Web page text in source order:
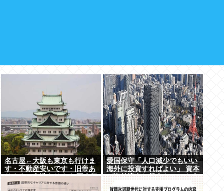
名古屋←大阪も東京も行けま
す・不動産安いです・旧帝あ
ります・空港あります 不人気
な理由
愛国保守「人口減少でもいい
海外に投資すればよい」 資本
が海外流出し賃金もGDPも上
がらず海外が成長